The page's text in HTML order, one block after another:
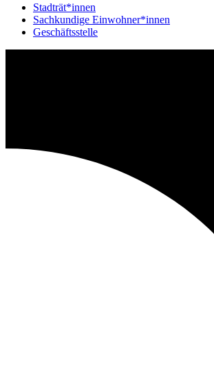
Stadträt*innen
Sachkundige Einwohner*innen
Geschäftsstelle